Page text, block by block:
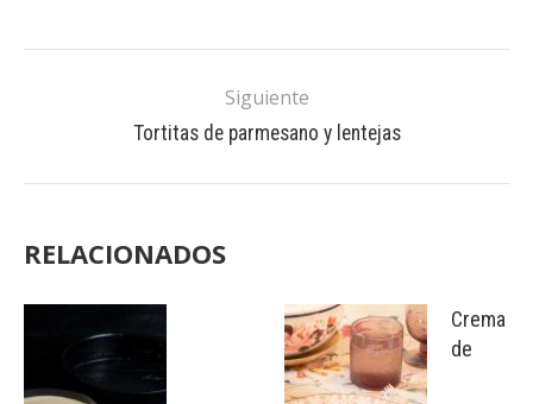
Siguiente
Tortitas de parmesano y lentejas
RELACIONADOS
Crema
de